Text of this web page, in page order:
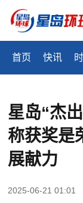
首页 快讯
星岛“杰
称获奖是
展献力
2025-06-21 01:01